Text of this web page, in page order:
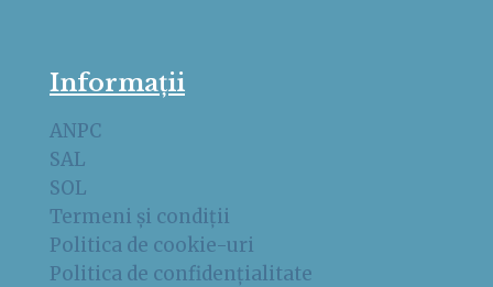
Informații
ANPC
SAL
SOL
Termeni și condiții
Politica de cookie-uri
Politica de confidențialitate